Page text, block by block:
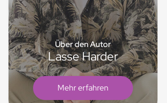
Über den Autor
Lasse Harder
Mehr erfahren